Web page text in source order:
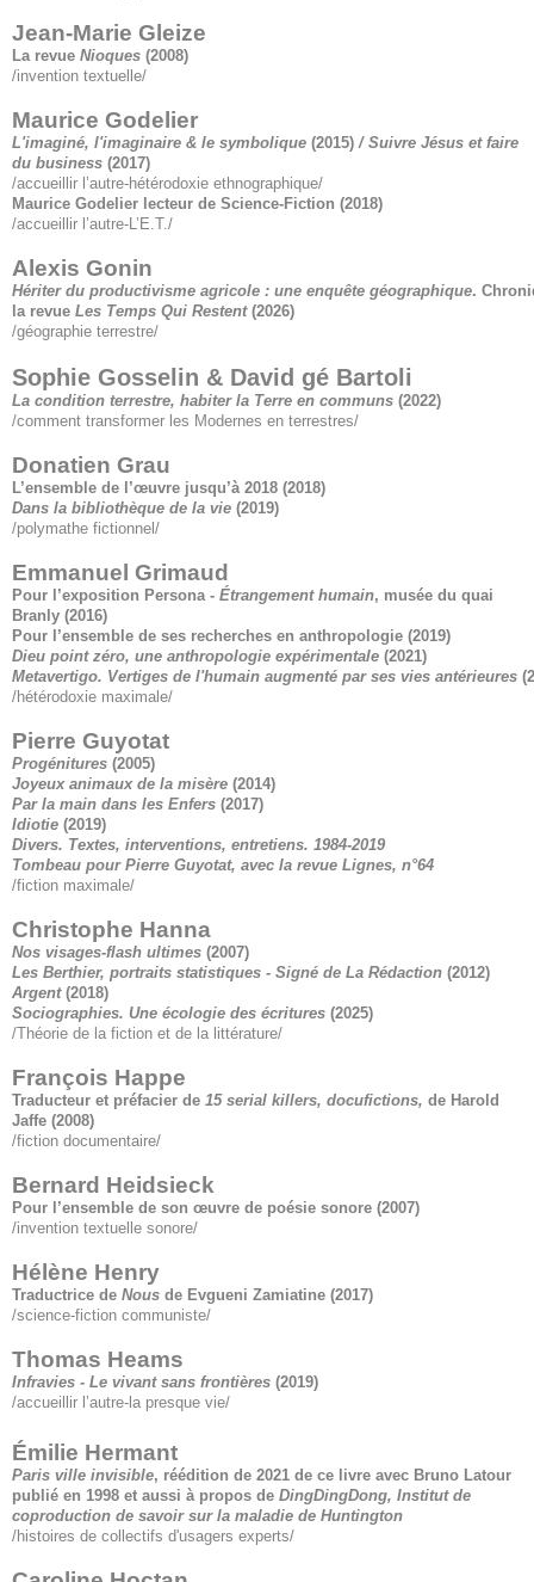
Jean-Marie Gleize
La revue Nioques (2008)
/invention textuelle/
Maurice Godelier
L'imaginé, l'imaginaire & le symbolique (2015) / Suivre Jésus et faire
du business (2017)
/accueillir l’autre-hétérodoxie ethnographique/
Maurice Godelier lecteur de Science-Fiction (2018)
/accueillir l’autre-L’E.T./
Alexis Gonin
Hériter du productivisme agricole : une enquête géographique.
la revue Les Temps Qui Restent (2026)
/géographie terrestre/
Sophie Gosselin & David gé Bartoli
La condition terrestre, habiter la Terre en communs (2022)
/comment transformer les Modernes en terrestres/
Donatien Grau
L’ensemble de l’œuvre jusqu’à 2018 (2018)
Dans la bibliothèque de la vie (2019)
/polymathe fictionnel/
Emmanuel Grimaud
Pour l’exposition Persona - Étrangement humain, musée du quai
Branly (2016)
Pour l’ensemble de ses recherches en anthropologie (2019)
Dieu point zéro, une anthropologie expérimentale (2021)
Metavertigo. Vertiges de l'humain augmenté par ses vies antérieures
/hétérodoxie maximale/
Pierre Guyotat
Progénitures (2005)
Joyeux animaux de la misère (2014)
Par la main dans les Enfers (2017)
Idiotie (2019)
Divers. Textes, interventions, entretiens. 1984-2019
Tombeau pour Pierre Guyotat, avec la revue Lignes, n°64
/fiction maximale/
Christophe Hanna
Nos visages-flash ultimes (2007)
Les Berthier, portraits statistiques - Signé de La Rédaction (2012)
Argent (2018)
Sociographies. Une écologie des écritures (2025)
/Théorie de la fiction et de la littérature/
François Happe
Traducteur et préfacier de 15 serial killers, docufictions, de Harold
Jaffe (2008)
/fiction documentaire/
Bernard Heidsieck
Pour l’ensemble de son œuvre de poésie sonore (2007)
/invention textuelle sonore/
Hélène Henry
Traductrice de Nous de Evgueni Zamiatine (2017)
/science-fiction communiste/
Thomas Heams
Infravies - Le vivant sans frontières (2019)
/accueillir l’autre-la presque vie/
Émilie Hermant
Paris ville invisible, réédition de 2021 de ce livre avec Bruno Latour
publié en 1998 et aussi à propos de DingDingDong, Institut de
coproduction de savoir sur la maladie de Huntington
/histoires de collectifs d'usagers experts/